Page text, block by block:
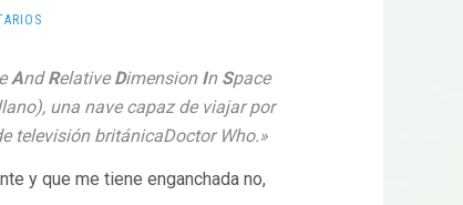
AndRelative Dimension In Space
una nave capaz de viajar por
televisión británicaDoctor Who.»
y que me tiene enganchada no,